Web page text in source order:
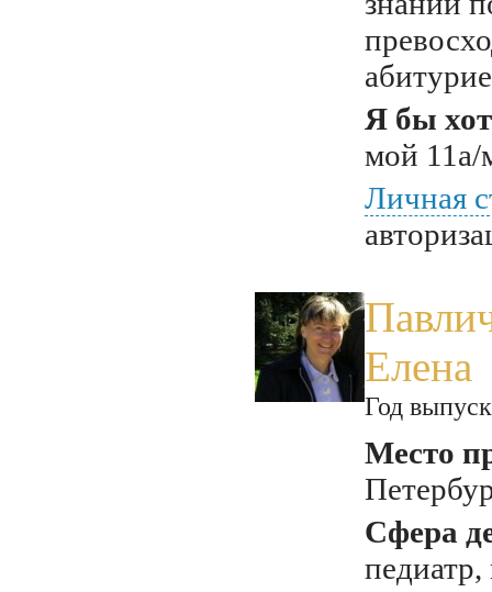
Я бы
мой 11а/
Личная
Елена
Год
Место
Сфера